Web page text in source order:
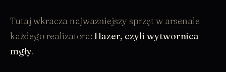
Tutaj wkracza najważniejszy sprzęt w arsenale
każdego realizatora: Hazer, czyli wytwornica
mgły.